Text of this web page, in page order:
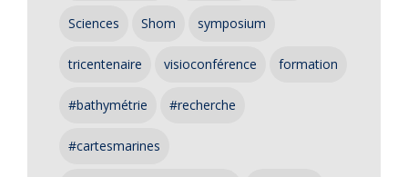
Sciences Shom symposium
tricentenaire visioconférence formation
#bathymétrie #recherche
#cartesmarines